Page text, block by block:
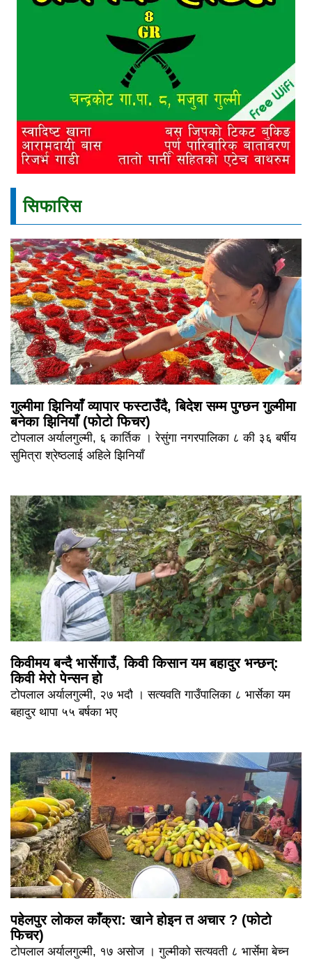
सिफारिस
गुल्मीमा झिनियाँ व्यापार फस्टाउँदै, बिदेश सम्म पुग्छन गुल्मीमा
बनेका झिनियाँ (फोटो फिचर)
टोपलाल अर्यालगुल्मी, ६ कार्तिक । रेसुंगा नगरपालिका ८ की ३६ बर्षीय
सुमित्रा श्रेष्ठलाई अहिले झिनियाँ
किवीमय बन्दै भार्सेगाउँ, किवी किसान यम बहादुर भन्छन्:
किवी मेरो पेन्सन हो
टोपलाल अर्यालगुल्मी, २७ भदौ । सत्यवति गाउँपालिका ८ भार्सेका यम
बहादुर थापा ५५ बर्षका भए
पहेलपुर लोकल काँक्रा: खाने होइन त अचार ? (फोटो
फिचर)
टोपलाल अर्यालगुल्मी, १७ असोज । गुल्मीको सत्यवती ८ भार्सेमा बेच्न